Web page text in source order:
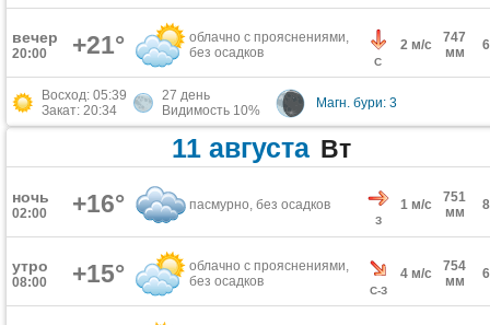
вечер
20:00 +21°
облачно с прояснениями,
без осадков
С
2 м/с
747
мм
Восход: 05:39
Закат: 20:34
27 день
Видимость 10%
Магн. бури: 3
11 августа Вт
ночь
02:00 +16° пасмурно, без осадков
З
1 м/с
751
мм
утро
08:00 +15°
облачно с прояснениями,
без осадков
С-З
4 м/с
754
мм